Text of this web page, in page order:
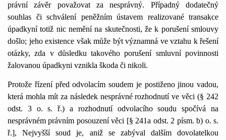
právní závěr považovat za nesprávný. Případný dodatečný
souhlas či schválení peněžním ústavem realizované transakce
úpadkyní totiž nic nemění na skutečnosti, že k porušení smlouvy
došlo; jeho existence však může být významná ve vztahu k řešení
otázky, zda v důsledku takového porušení smluvní povinnosti
žalovanou úpadkyni vznikla škoda či nikoli.
Protože řízení před odvolacím soudem je postiženo jinou vadou,
která mohla mít za následek nesprávné rozhodnutí ve věci (§ 242
odst. 3 o. s. ř.) a rozhodnutí odvolacího soudu spočívá na
nesprávném právním posouzení věci [§ 241a odst. 2 písm. b) o. s.
ř.], Nejvyšší soud je, aniž se zabýval dalším dovolatelkou